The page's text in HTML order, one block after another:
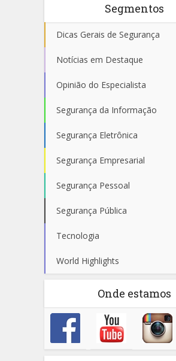
Segmentos
Dicas Gerais de Segurança
Notícias em Destaque
Opinião do Especialista
Segurança da Informação
Segurança Eletrônica
Segurança Empresarial
Segurança Pessoal
Segurança Pública
Tecnologia
World Highlights
Onde estamos